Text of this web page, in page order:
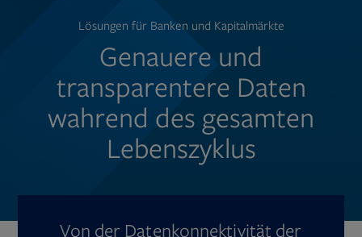
Lösungen für Banken und Kapitalmärkte
Genauere und
transparentere Daten
wahrend des gesamten
Lebenszyklus
Von der Datenkonnektivität der